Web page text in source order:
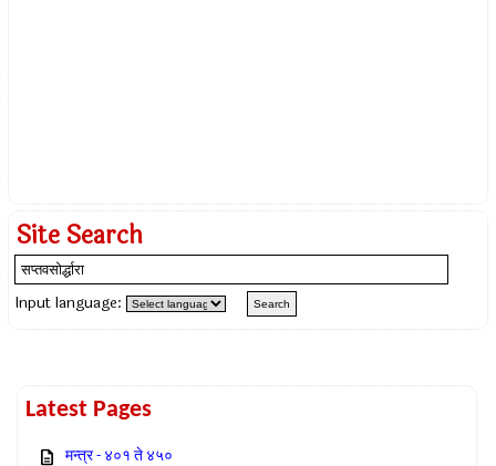
Site Search
Input language:
Latest Pages
मन्त्र - ४०१ ते ४५०